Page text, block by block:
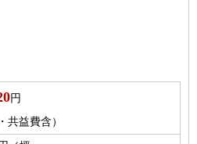
円
共益費含）